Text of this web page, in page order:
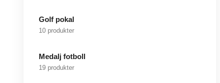
Golf pokal
10 produkter
Medalj fotboll
19 produkter